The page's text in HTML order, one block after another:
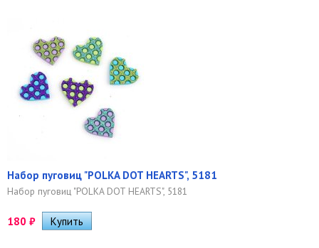
Набор пуговиц "POLKA DOT HEARTS", 5181
Набор пуговиц "POLKA DOT HEARTS", 5181
180 ₽